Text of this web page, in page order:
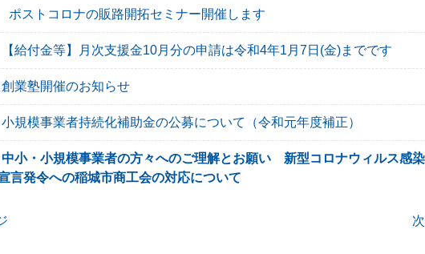
ポストコロナの販路開拓セミナー開催します
【給付金等】月次支援金10月分の申請は令和4年1月7日(金)までです
創業塾開催のお知らせ
小規模事業者持続化補助金の公募について（令和元年度補正）
中小・小規模事業者の方々へのご理解とお願い 新型コロナウィルス感
言発令への稲城市商工会の対応について